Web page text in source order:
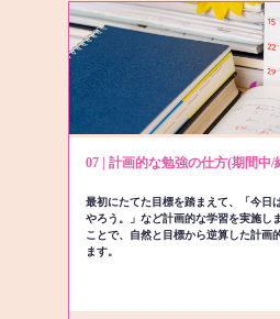
07 | 計画的な勉強の仕方(期間中/
最初にたてた目標を踏まえて、「今日
やろう。」など計画的な学習を実施し
ことで、自然と目標から逆算した計画
ます。